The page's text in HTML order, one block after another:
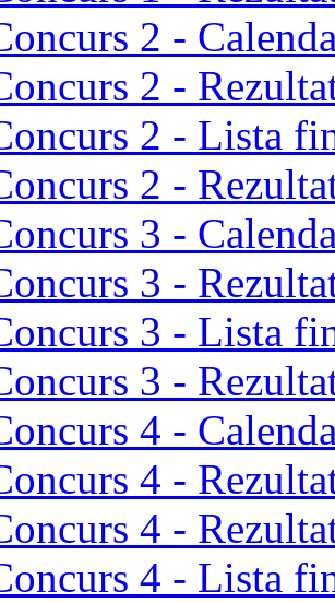
2 -
2 -
2 - Lista
2 -
3 -
3 -
3 - Lista
3 -
4 -
4 -
4 -
4 - Lista